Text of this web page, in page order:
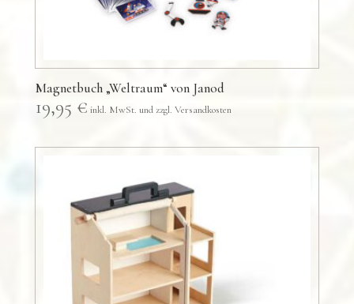
Magnetbuch „Weltraum“ von Janod
19,95 €